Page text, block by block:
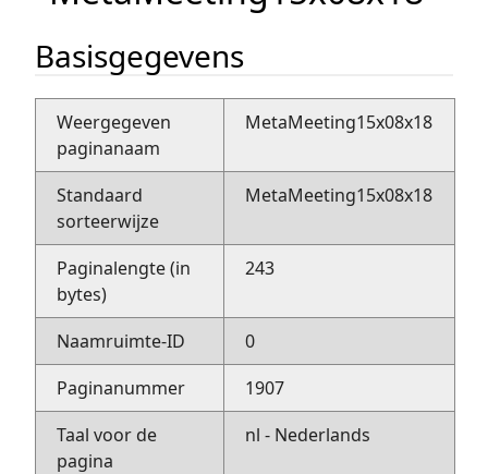
Basisgegevens
Weergegeven
paginanaam
MetaMeeting15x08x18
Standaard
sorteerwijze
MetaMeeting15x08x18
Paginalengte (in
bytes)
243
Naamruimte-ID
0
Paginanummer
1907
Taal voor de
pagina
nl - Nederlands